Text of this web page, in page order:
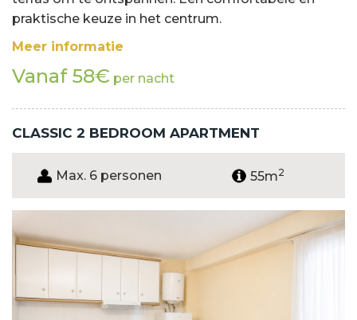
praktische keuze in het centrum.
Meer informatie
Vanaf 58€ per nacht
CLASSIC 2 BEDROOM APARTMENT
Max. 6 personen 55m2